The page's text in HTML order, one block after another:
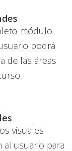
módulo
podrá
de las áreas
visuales
al usuario para